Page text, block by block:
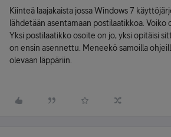
Kiinteä laajakaista jossa Windows 7
lähdetään asentamaan postilaatikkoa. Voiko
Yksi postilaatikko osoite on jo, yksi opitäisi
on ensin asennettu. Meneekö samoilla
olevaan läppäriin.